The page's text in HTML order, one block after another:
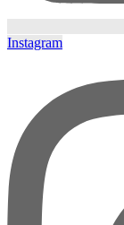
Instagram